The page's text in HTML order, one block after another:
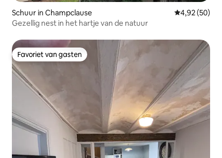
Schuur in Champclause Gemiddelde
4,92 (50)
Gezellig nest in het hartje van de natuur
Favoriet van gasten
Favoriet van gasten